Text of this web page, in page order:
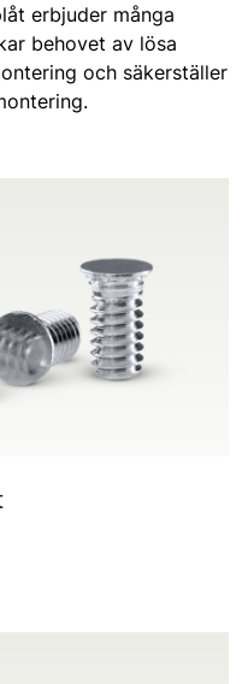
erbjuder många
behovet av lösa
och säkerställer